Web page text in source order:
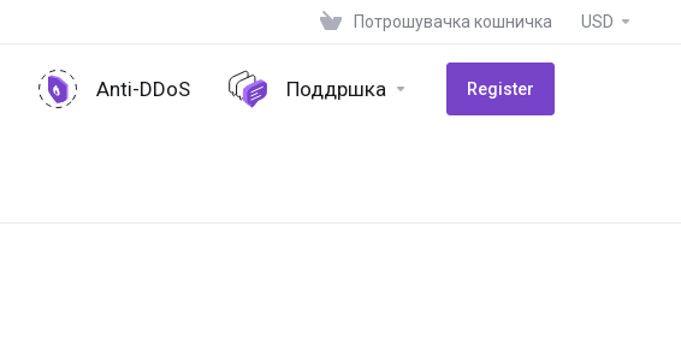
Потрошувачка кошничка USD
Anti-DDoS Поддршка Register